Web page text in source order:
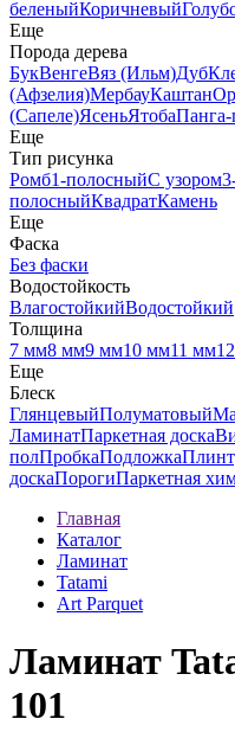
беленыйКоричневый
Еще
Порода дерева
БукВенгеВяз (Ильм)Дуб
(Афзелия)МербауКаштан
(Сапеле)ЯсеньЯтобаПанга-
Еще
Тип рисунка
Ромб1-полосныйС узором
полосныйКвадратКамень
Еще
Фаска
Без фаски
Водостойкость
ВлагостойкийВодостойкий
Толщина
7 мм8 мм9 мм10 мм11 мм
Еще
Блеск
ГлянцевыйПолуматовый
ЛаминатПаркетная доска
полПробкаПодложка
доскаПорогиПаркетная
Главная
Каталог
Ламинат
Tatami
Art Parquet
Ламинат
101